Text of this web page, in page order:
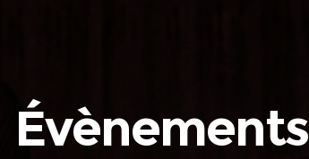
Évènements